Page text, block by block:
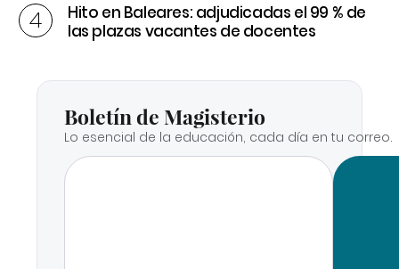
Hito en Baleares: adjudicadas el 99 % de
las plazas vacantes de docentes
Boletín de Magisterio
Lo esencial de la educación, cada día en tu correo.